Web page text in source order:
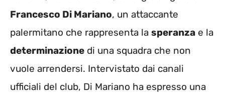
Francesco Di Mariano, un attaccante
palermitano che rappresenta la speranza e la
determinazione di una squadra che non
vuole arrendersi. Intervistato dai canali
ufficiali del club, Di Mariano ha espresso una